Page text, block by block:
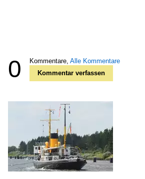
0 Kommentare, Alle Kommentare
Kommentar verfassen